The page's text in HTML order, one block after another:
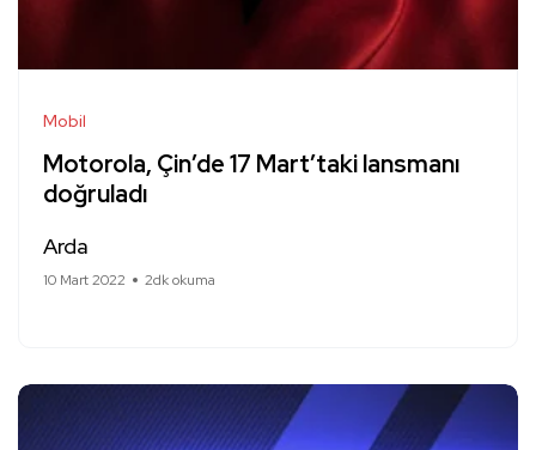
Mobil
Motorola, Çin’de 17 Mart’taki lansmanı
doğruladı
Arda
10 Mart 2022 2dk okuma